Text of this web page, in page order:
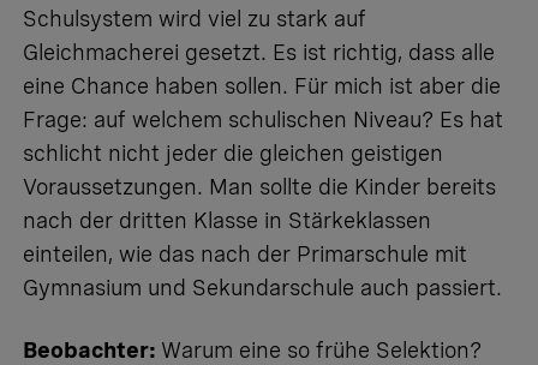
Schulsystem wird viel zu stark auf
Gleichmacherei gesetzt. Es ist richtig, dass alle
eine Chance haben sollen. Für mich ist aber die
Frage: auf welchem schulischen Niveau? Es hat
schlicht nicht jeder die gleichen geistigen
Voraussetzungen. Man sollte die Kinder bereits
nach der dritten Klasse in Stärkeklassen
einteilen, wie das nach der Primarschule mit
Gymnasium und Sekundarschule auch passiert.
Beobachter: Warum eine so frühe Selektion?